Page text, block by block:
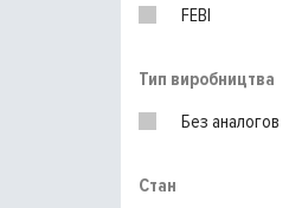
FEBI
DAEWOO
PURFLUX
Тип виробництва
Без аналогов
Стан